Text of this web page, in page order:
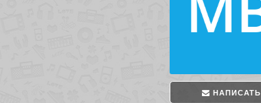
НАПИСАТЬ